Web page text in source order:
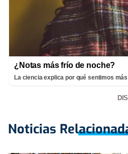
¿Notas más frío de noche?
La ciencia explica por qué sentimos
Noticias